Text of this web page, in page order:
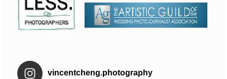
vincentcheng.photography